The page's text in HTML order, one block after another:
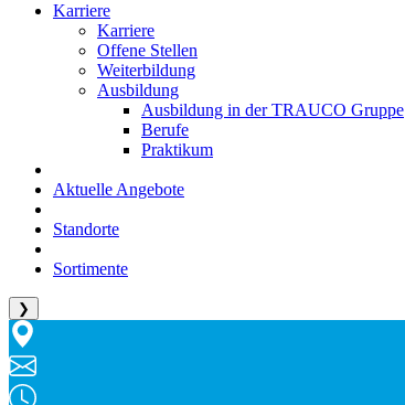
Karriere
Karriere
Offene Stellen
Weiterbildung
Ausbildung
Ausbildung in der TRAUCO Gruppe
Berufe
Praktikum
Aktuelle Angebote
Standorte
Sortimente
❯